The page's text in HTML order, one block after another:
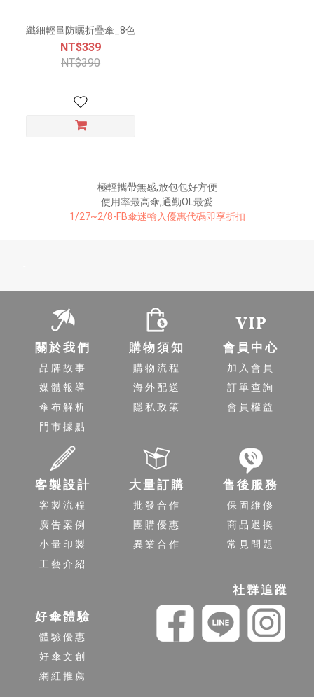
纖細輕量防曬折疊傘_8色
NT$339
NT$390
極輕攜帶無感,放包包好方便
使用率最高傘,通勤OL最愛
1/27~2/8-FB傘迷輸入優惠代碼即享折扣
關於我們
品牌故事
媒體報導
傘布解析
門市據點
購物須知
購物流程
海外配送
隱私政策
會員中心
加入會員
訂單查詢
會員權益
客製設計
客製流程
廣告案例
小量印製
工藝介紹
大量訂購
批發合作
團購優惠
異業合作
售後服務
保固維修
商品退換
常見問題
好傘體驗
體驗優惠
好傘文創
網紅推薦
社群追蹤